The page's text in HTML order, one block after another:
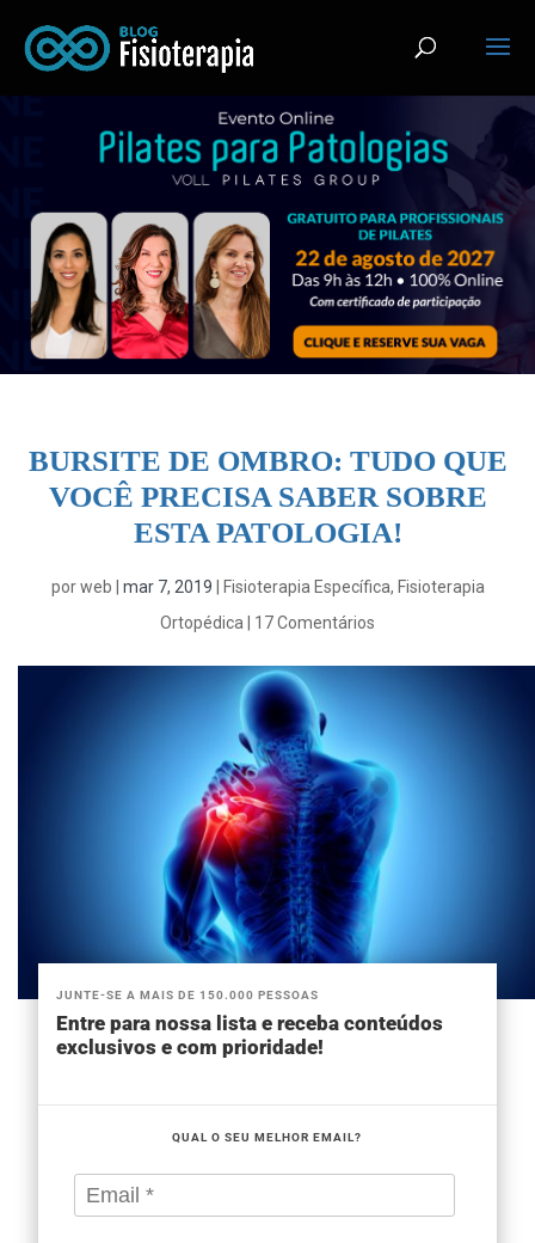
BURSITE DE OMBRO: TUDO QUE
VOCÊ PRECISA SABER SOBRE
ESTA PATOLOGIA!
porweb mar 7, 2019 Fisioterapia Específica, Fisioterapia
Ortopédica
17 Comentários
JUNTE-SE A MAIS DE 150.000 PESSOAS
Entre para nossa lista e receba conteúdos
exclusivos e com prioridade!
QUAL O SEU MELHOR EMAIL?